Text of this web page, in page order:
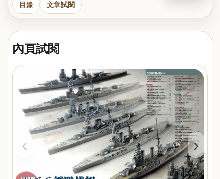
目錄 文章試閱
內頁試閱
‹ ›